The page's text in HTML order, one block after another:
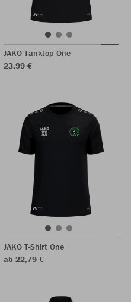
JAKO Tanktop One
23,99 €
JAKO T-Shirt One
ab 22,79 €